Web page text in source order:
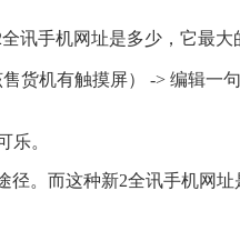
全讯手机网址是多少 ，它最
货机有触摸屏） -> 编辑
乐。
径。而这种新2全讯手机网址